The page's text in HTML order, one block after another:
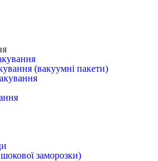
(вакуумні пакети)
заморозки)